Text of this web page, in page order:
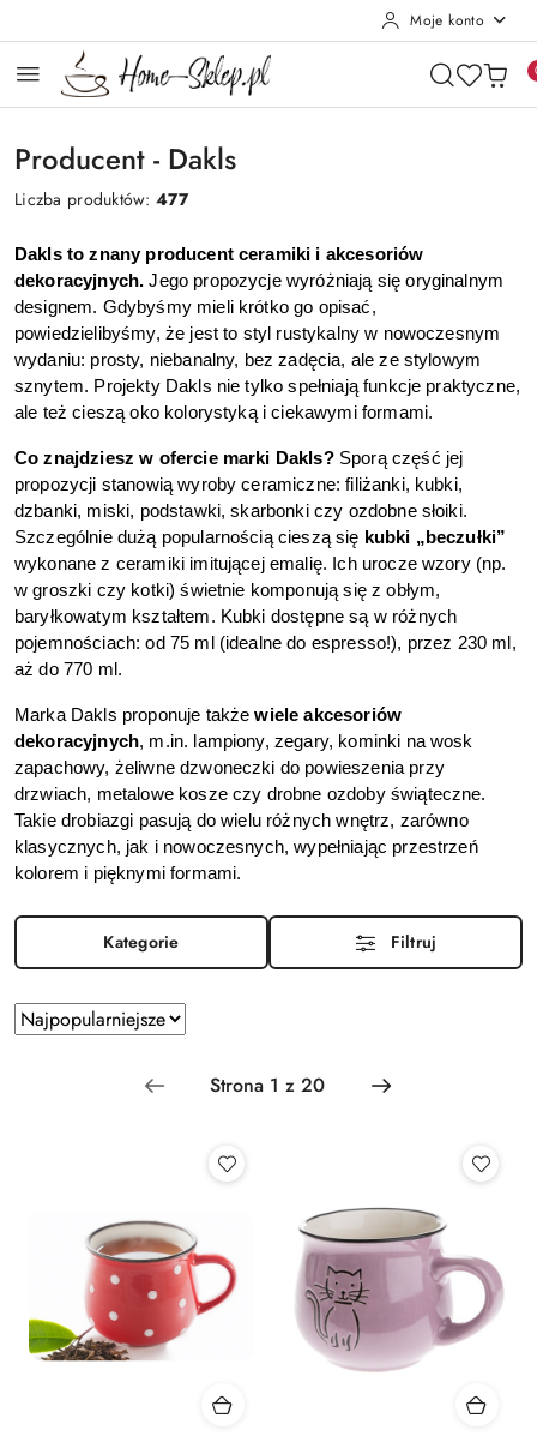
Moje konto
Producent - Dakls
Liczba produktów:477
Dakls to znany producent ceramiki i akcesoriów
dekoracyjnych. Jego propozycje wyróżniają się oryginalnym
designem. Gdybyśmy mieli krótko go opisać,
powiedzielibyśmy, że jest to styl rustykalny w nowoczesnym
wydaniu: prosty, niebanalny, bez zadęcia, ale ze stylowym
sznytem. Projekty Dakls nie tylko spełniają funkcje praktyczne,
ale też cieszą oko kolorystyką i ciekawymi formami.
Co znajdziesz w ofercie marki Dakls? Sporą część jej
propozycji stanowią wyroby ceramiczne: filiżanki, kubki,
dzbanki, miski, podstawki, skarbonki czy ozdobne słoiki.
Szczególnie dużą popularnością cieszą się kubki „beczułki”
wykonane z ceramiki imitującej emalię. Ich urocze wzory (np.
w groszki czy kotki) świetnie komponują się z obłym,
baryłkowatym kształtem. Kubki dostępne są w różnych
pojemnościach: od 75 ml (idealne do espresso!), przez 230 ml,
aż do 770 ml.
Marka Dakls proponuje także wiele akcesoriów
dekoracyjnych, m.in. lampiony, zegary, kominki na wosk
zapachowy, żeliwne dzwoneczki do powieszenia przy
drzwiach, metalowe kosze czy drobne ozdoby świąteczne.
Takie drobiazgi pasują do wielu różnych wnętrz, zarówno
klasycznych, jak i nowoczesnych, wypełniając przestrzeń
kolorem i pięknymi formami.
Kategorie Filtruj
Zastosowano
sortowanie:
Najpopularniejsze.
Sortuj
według